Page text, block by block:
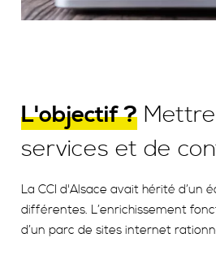
L'objectif ?
services et de
La CCI d'Alsace avait hérité
différentes. L’enrichissement
d’un parc de sites internet